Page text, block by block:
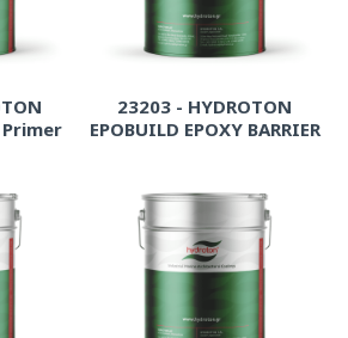
Primer
23203 - HYDROTON
EPOBUILD EPOXY BARRIER